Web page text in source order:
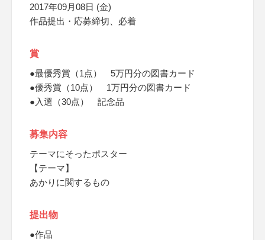
2017年09月08日 (金)
作品提出・応募締切、必着
賞
●最優秀賞（1点） 5万円分の図書カード
●優秀賞（10点） 1万円分の図書カード
●入選（30点） 記念品
募集内容
テーマにそったポスター
【テーマ】
あかりに関するもの
提出物
●作品